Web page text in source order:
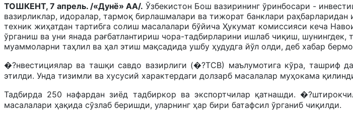
ТОШКЕНТ, 7 апрель. /«Дунё» АА/. Ўзбекистон Бош вазирининг ўринбосари -
вазирликлар, идоралар, тармоқ бирлашмалари ва тижорат банклари
техник жиҳатдан тартибга солиш масалалари бўйича Ҳукумат комиссияси кеча
ўрганиш ва уни янада рағбатлантириш чора-тадбирларини ишлаб чиқиш, шунингдек,
муаммоларни таҳлил ва ҳал этиш мақсадида ушбу ҳудудга йўл олди, деб хабар
�?нвестициялар ва ташқи савдо вазирлиги (�?ТСВ) маълумотига кўра, ташриф
этилди. Унда тизимли ва хусусий характердаги долзарб масалалар муҳокама
Тадбирда 250 нафардан зиёд тадбиркор ва экспортчилар қатнашди.
масалалари ҳақида сўзлаб беришди, уларнинг ҳар бири батафсил ўрганиб чиқилди.